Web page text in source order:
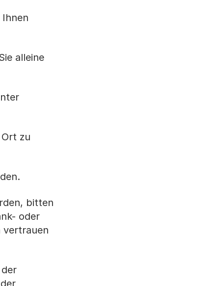
alleine
zu
bitten
oder
vertrauen